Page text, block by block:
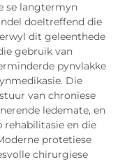
se langtermyn
doeltreffend die
dit geleenthede
gebruik van
pynvlakke
Die
van chroniese
ledemate, en
en die
protetiese
chirurgiese